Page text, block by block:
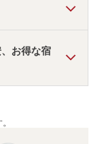
パ・ホテル三日
月 龍宮亭
な
お得な宿
先です。